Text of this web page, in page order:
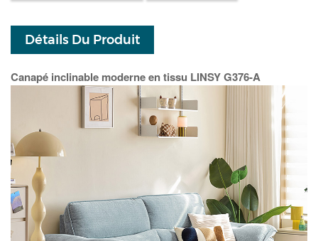
Détails Du Produit
Canapé inclinable moderne en tissu LINSY G376-A